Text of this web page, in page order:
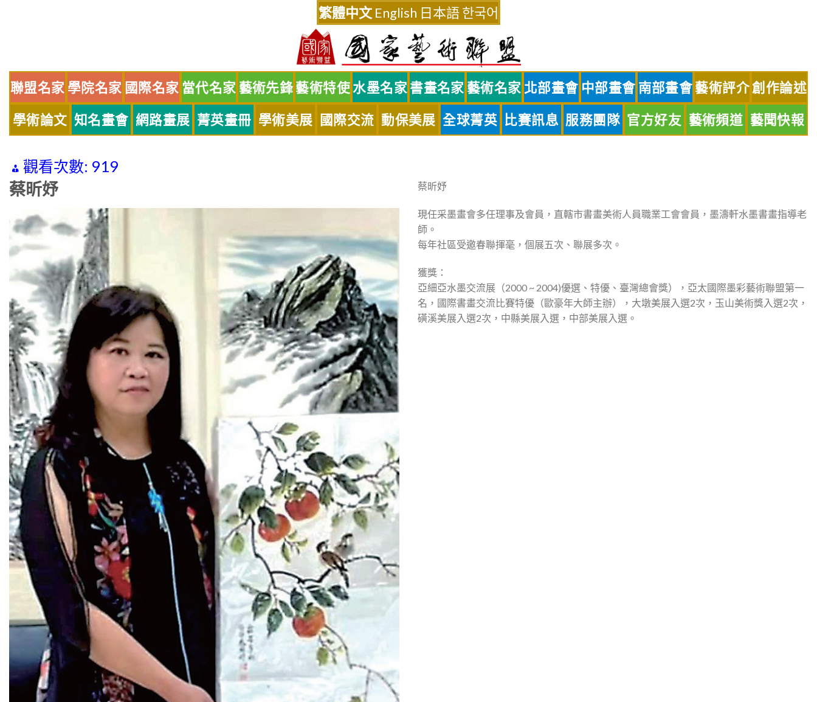
繁體中文 English 日本語한국어
聯盟名家 學院名家 國際名家 當代名家 藝術先鋒藝術特使水墨名家 書畫名家 藝術名家 北部畫會 中部畫會 南部畫會藝術評介創作論述
學術論文 知名畫會 網路畫展 菁英畫冊 學術美展 國際交流 動保美展 全球菁英 比賽訊息 服務團隊 官方好友 藝術頻道 藝聞快報
觀看次數: 919
蔡昕妤 蔡昕妤
現任采墨畫會多任理事及會員，直轄市書畫美術人員職業工會會員，墨濤軒水墨書畫指導老
師。
每年社區受邀春聯揮毫，個展五次、聯展多次。
獲獎：
亞細亞水墨交流展（2000 ~ 2004)優選、特優、臺灣總會獎），亞太國際墨彩藝術聯盟第一
名，國際書畫交流比賽特優（歐豪年大師主辦），大墩美展入選2次，玉山美術獎入選2次，
磺溪美展入選2次，中縣美展入選，中部美展入選。